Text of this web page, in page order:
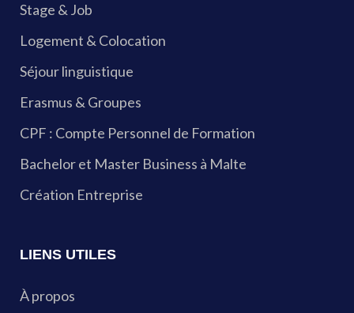
Stage & Job
Logement & Colocation
Séjour linguistique
Erasmus & Groupes
CPF : Compte Personnel de Formation
Bachelor et Master Business à Malte
Création Entreprise
LIENS UTILES
À propos